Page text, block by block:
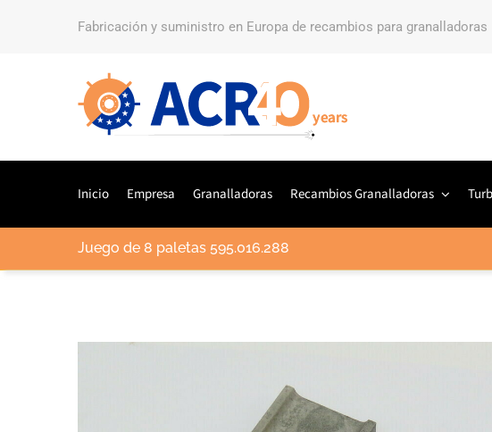
Fabricación y suministro en Europa de recambios para granalladoras
Inicio Empresa Granalladoras Recambios Granalladoras
Juego de 8 paletas 595.016.288